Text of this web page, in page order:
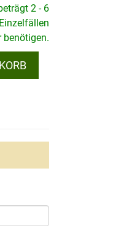
2 - 6
benötigen.